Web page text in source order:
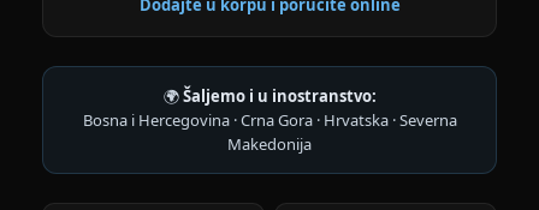
Dodajte u korpu i poručite online
🌍Šaljemo i u inostranstvo:
Bosna i Hercegovina · Crna Gora · Hrvatska · Severna
Makedonija